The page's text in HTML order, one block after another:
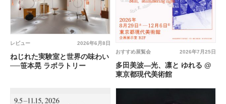
2026年6月8日
レビュー
ねじれた実験室と世界の味わい
──笹本晃 ラボラトリー
2026年7月25日
おすすめ展覧会
多田美波―光、凛と ゆれる @
東京都現代美術館